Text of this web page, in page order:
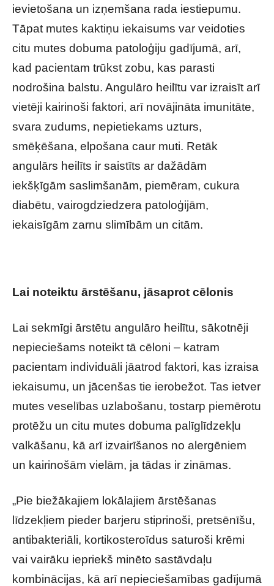
ievietošana un izņemšana rada iestiepumu.
Tāpat mutes kaktiņu iekaisums var veidoties
citu mutes dobuma patoloģiju gadījumā, arī,
kad pacientam trūkst zobu, kas parasti
nodrošina balstu. Angulāro heilītu var izraisīt arī
vietēji kairinoši faktori, arī novājināta imunitāte,
svara zudums, nepietiekams uzturs,
smēķēšana, elpošana caur muti. Retāk
angulārs heilīts ir saistīts ar dažādām
iekšķīgām saslimšanām, piemēram, cukura
diabētu, vairogdziedzera patoloģijām,
iekaisīgām zarnu slimībām un citām.
Lai noteiktu ārstēšanu, jāsaprot cēlonis
Lai sekmīgi ārstētu angulāro heilītu, sākotnēji
nepieciešams noteikt tā cēloni – katram
pacientam individuāli jāatrod faktori, kas izraisa
iekaisumu, un jācenšas tie ierobežot. Tas ietver
mutes veselības uzlabošanu, tostarp piemērotu
protēžu un citu mutes dobuma palīglīdzekļu
valkāšanu, kā arī izvairīšanos no alergēniem
un kairinošām vielām, ja tādas ir zināmas.
„Pie biežākajiem lokālajiem ārstēšanas
līdzekļiem pieder barjeru stiprinoši, pretsēnīšu,
antibakteriāli, kortikosteroīdus saturoši krēmi
vai vairāku iepriekš minēto sastāvdaļu
kombinācijas, kā arī nepieciešamības gadījumā